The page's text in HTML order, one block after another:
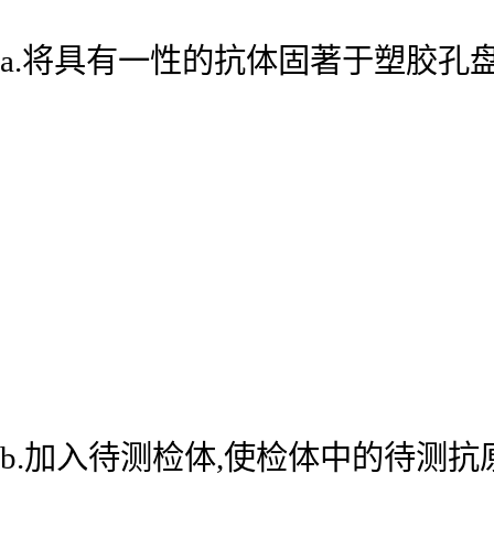
a.将具有一性的抗体固著于塑胶孔
b.加入待测检体,使检体中的待测